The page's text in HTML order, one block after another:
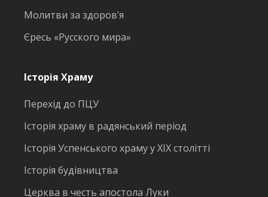
Молитви за здоров’я
Єресь «Русского мира»
Історія Храму
Перехід до ПЦУ
Історія храму в радянський період
Історія Успенського храму у ХІХ столітті
Історія будівництва
Церква в честь апостола Луки